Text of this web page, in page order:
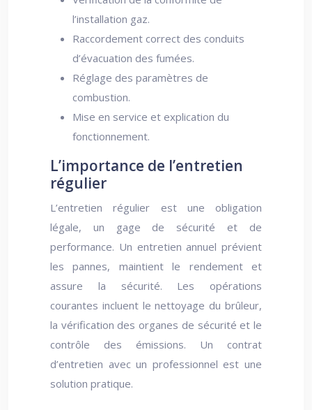
l’installation gaz.
Raccordement correct des conduits
d’évacuation des fumées.
Réglage des paramètres de
combustion.
Mise en service et explication du
fonctionnement.
L’importance de l’entretien
régulier
L’entretien régulier est une obligation
légale, un gage de sécurité et de
performance. Un entretien annuel prévient
les pannes, maintient le rendement et
assure la sécurité. Les opérations
courantes incluent le nettoyage du brûleur,
la vérification des organes de sécurité et le
contrôle des émissions. Un contrat
d’entretien avec un professionnel est une
solution pratique.